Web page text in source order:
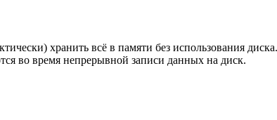
хранить всё в памяти без использования
во время непрерывной записи данных на диск.